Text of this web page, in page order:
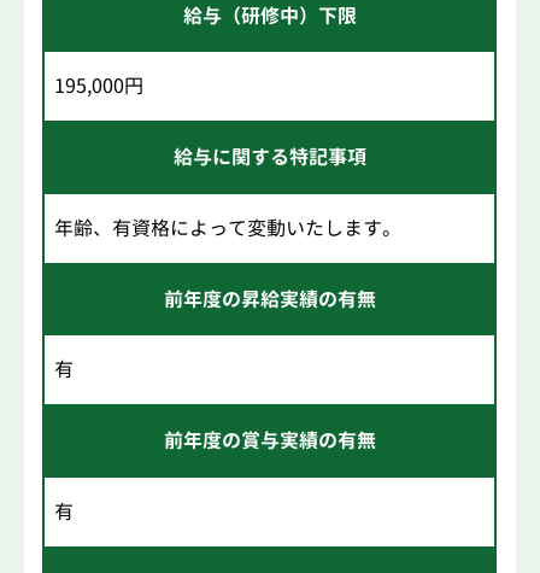
給与（研修中）下限
195,000円
給与に関する特記事項
年齢、有資格によって変動いたします。
前年度の昇給実績の有無
有
前年度の賞与実績の有無
有